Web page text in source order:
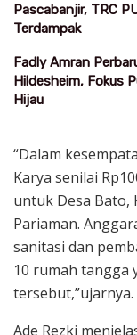
Pascabanjir, TRC
Terdampak
Fadly Amran
Hildesheim, Fokus
Hijau
“Dalam
Karya senilai
untuk Desa Bato,
Pariaman.
sanitasi dan
10 rumah tangga
tersebut,”ujarnya.
Ade Rezki